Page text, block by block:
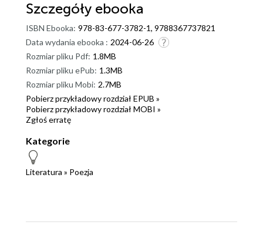
Szczegóły ebooka
ISBN Ebooka: 978-83-677-3782-1, 9788367737821
Data wydania ebooka : 2024-06-26
Rozmiar pliku Pdf: 1.8MB
Rozmiar pliku ePub: 1.3MB
Rozmiar pliku Mobi: 2.7MB
Pobierz przykładowy rozdział EPUB »
Pobierz przykładowy rozdział MOBI »
Zgłoś erratę
Kategorie
Literatura » Poezja